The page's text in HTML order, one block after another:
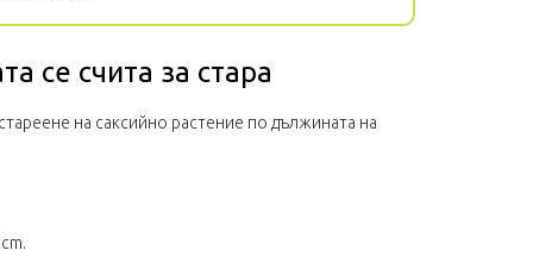
се счита за стара
на саксийно растение по дължината на